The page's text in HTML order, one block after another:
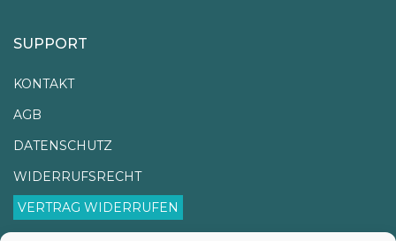
SUPPORT
KONTAKT
AGB
DATENSCHUTZ
WIDERRUFSRECHT
VERTRAG WIDERRUFEN